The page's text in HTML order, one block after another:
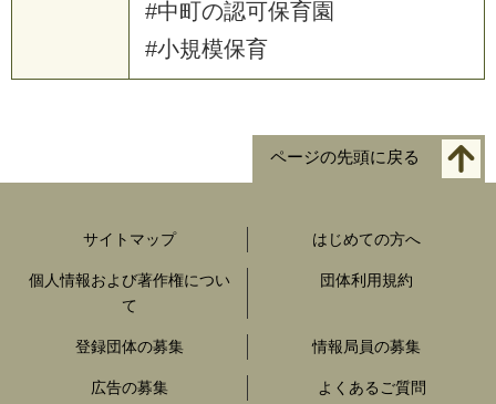
#中町の認可保育園
#小規模保育
ページの先頭に戻る
サイトマップ はじめての方へ
個人情報および著作権につい
て
団体利用規約
登録団体の募集 情報局員の募集
広告の募集 よくあるご質問